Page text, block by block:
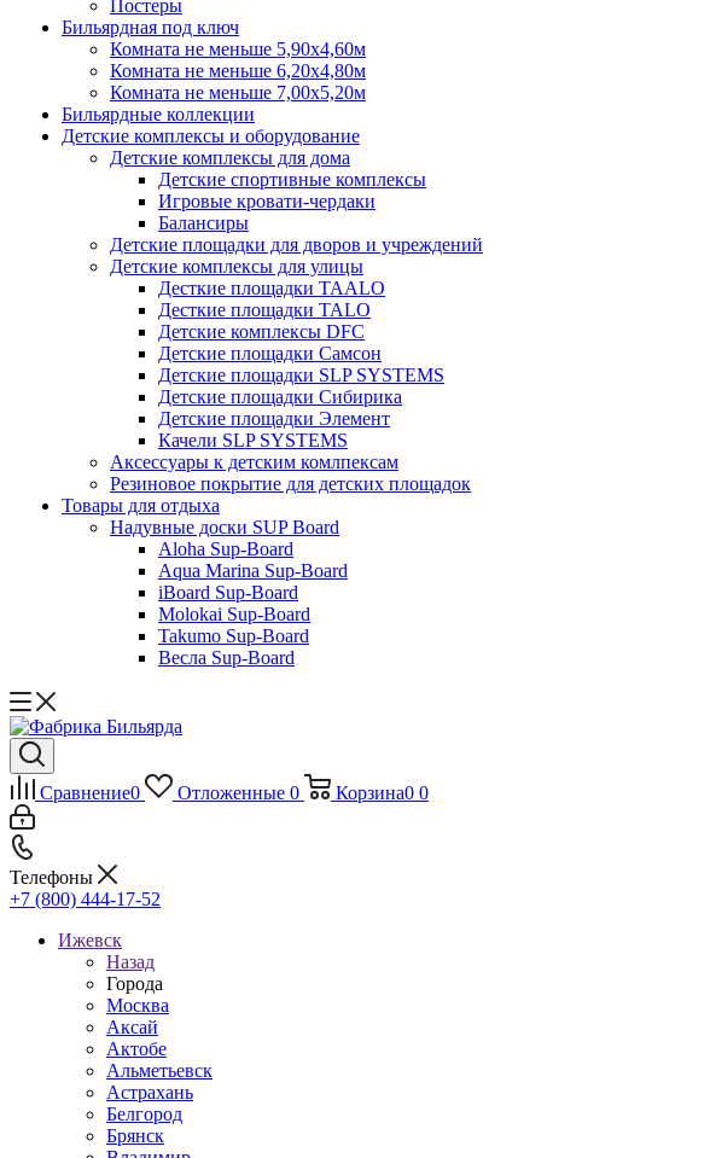
Постеры
Бильярдная под ключ
Комната не меньше 5,90х4,60м
Комната не меньше 6,20х4,80м
Комната не меньше 7,00х5,20м
Бильярдные коллекции
Детские комплексы и оборудование
Детские комплексы для дома
Детские спортивные комплексы
Игровые кровати-чердаки
Балансиры
Детские площадки для дворов и учреждений
Детские комплексы для улицы
Десткие площадки TAALO
Десткие площадки TALO
Детские комплексы DFC
Детские площадки Самсон
Детские площадки SLP SYSTEMS
Детские площадки Сибирика
Детские площадки Элемент
Качели SLP SYSTEMS
Аксессуары к детским комлпексам
Резиновое покрытие для детских площадок
Товары для отдыха
Надувные доски SUP Board
Aloha Sup-Board
Aqua Marina Sup-Board
iBoard Sup-Board
Molokai Sup-Board
Takumo Sup-Board
Весла Sup-Board
Сравнение0 Отложенные 0 Корзина0 0
Телефоны
+7 (800) 444-17-52
Ижевск
Назад
Города
Москва
Аксай
Актобе
Альметьевск
Астрахань
Белгород
Брянск